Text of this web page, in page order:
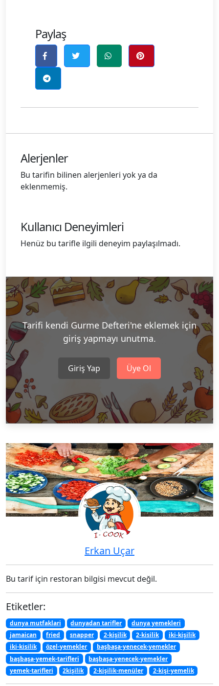
Paylaş
Alerjenler
Bu tarifin bilinen alerjenleri yok ya da
eklenmemiş.
Kullanıcı Deneyimleri
Henüz bu tarifle ilgili deneyim paylaşılmadı.
Tarifi kendi Gurme Defteri'ne eklemek için
giriş yapmayı unutma.
Giriş Yap Üye Ol
Erkan Uçar
Bu tarif için restoran bilgisi mevcut değil.
Etiketler:
dunya mutfaklari dunyadan tarifler
dunya yemekleri
jamaican
fried snapper 2-kişilik 2-kisilik
iki-kişilik
iki-kisilik
özel-yemekler
başbaşa-yenecek-yemekler
başbaşa-yemek-tarifleri
başbaşa-yenecek-yemekler
yemek-tarifleri
2kişilik 2-kişilik-menüler 2-kişi-yemelik